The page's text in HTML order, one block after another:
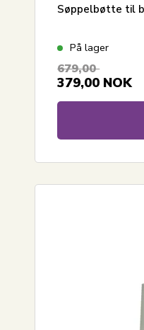
Søppelbøtte til
På lager
679,00
379,00 NOK